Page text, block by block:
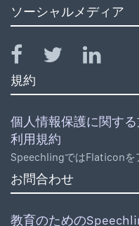
ソーシャルメディア
規約
個人情報保護に関す
利用規約
SpeechlingではFlaticonを
お問合わせ
教育のための